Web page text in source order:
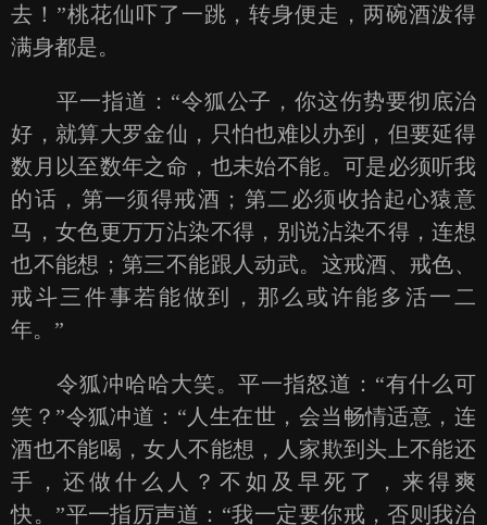
去！”桃花仙吓了一跳，转身便走，两碗酒泼得
满身都是。
平一指道：“令狐公子，你这伤势要彻底治
好，就算大罗金仙，只怕也难以办到，但要延得
数月以至数年之命，也未始不能。可是必须听我
的话，第一须得戒酒；第二必须收拾起心猿意
马，女色更万万沾染不得，别说沾染不得，连想
也不能想；第三不能跟人动武。这戒酒、戒色、
戒斗三件事若能做到，那么或许能多活一二
年。”
令狐冲哈哈大笑。平一指怒道：“有什么可
笑？”令狐冲道：“人生在世，会当畅情适意，连
酒也不能喝，女人不能想，人家欺到头上不能还
手，还做什么人？不如及早死了，来得爽
快。”平一指厉声道：“我一定要你戒，否则我治